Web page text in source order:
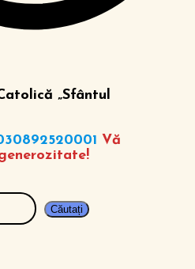
„Sfântul
Vă
Căutați